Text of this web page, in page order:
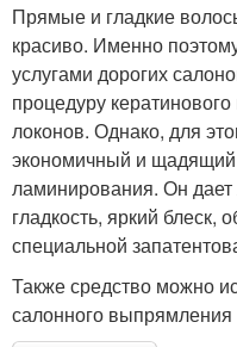
Прямые и гладкие
красиво. Именно
услугами дорогих
процедуру
локонов. Однако, для
экономичный и
ламинирования. Он
гладкость, яркий блеск,
специальной
Также средство можно
салонного выпрямления